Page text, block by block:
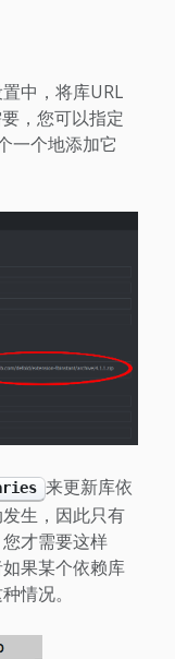
中，将库URL
，您可以指定
一个地添加它
来更新库依
生，因此只有
才需要这样
果某个依赖库
情况。